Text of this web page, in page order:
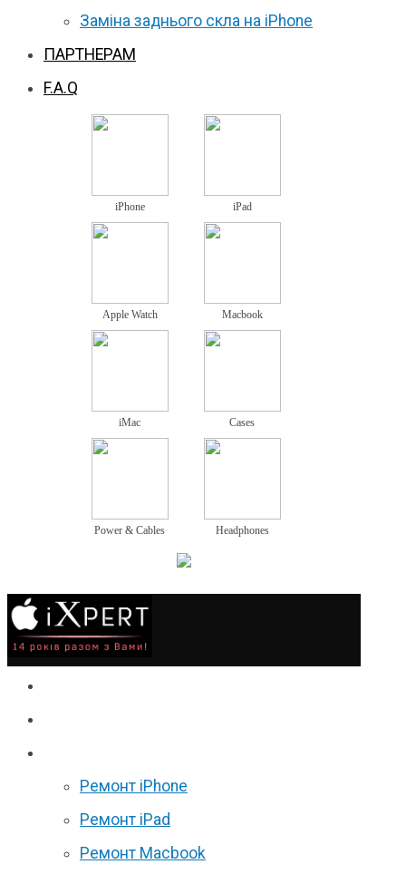
Заміна заднього скла на iPhone
ПАРТНЕРАМ
F.A.Q
iPhone iPad
Apple Watch Macbook
iMac Cases
Power & Cables Headphones
Ремонт iPhone
Ремонт iPad
Ремонт Macbook